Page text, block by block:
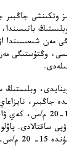
وتكىنشى جاڭبىر
وڭتۇستىگى
جاڭبىر،
ساقتالادى.